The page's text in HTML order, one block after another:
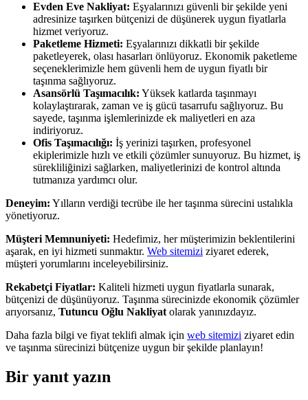
Evden Eve Nakliyat: Eşyalarınızı güvenli bir şekilde yeni
adresinize taşırken bütçenizi de düşünerek uygun fiyatlarla
hizmet veriyoruz.
Paketleme Hizmeti: Eşyalarınızı dikkatli bir şekilde
paketleyerek, olası hasarları önlüyoruz. Ekonomik paketleme
seçeneklerimizle hem güvenli hem de uygun fiyatlı bir
taşınma sağlıyoruz.
Asansörlü Taşımacılık: Yüksek katlarda taşınmayı
kolaylaştırarak, zaman ve iş gücü tasarrufu sağlıyoruz. Bu
sayede, taşınma işlemlerinizde ek maliyetleri en aza
indiriyoruz.
Ofis Taşımacılığı: İş yerinizi taşırken, profesyonel
ekiplerimizle hızlı ve etkili çözümler sunuyoruz. Bu hizmet, iş
sürekliliğinizi sağlarken, maliyetlerinizi de kontrol altında
tutmanıza yardımcı olur.
Deneyim: Yılların verdiği tecrübe ile her taşınma sürecini ustalıkla
yönetiyoruz.
Müşteri Memnuniyeti: Hedefimiz, her müşterimizin beklentilerini
aşarak, en iyi hizmeti sunmaktır. Web sitemizi ziyaret ederek,
müşteri yorumlarını inceleyebilirsiniz.
Rekabetçi Fiyatlar: Kaliteli hizmeti uygun fiyatlarla sunarak,
bütçenizi de düşünüyoruz. Taşınma sürecinizde ekonomik çözümler
arıyorsanız, Tutuncu Oğlu Nakliyat olarak yanınızdayız.
Daha fazla bilgi ve fiyat teklifi almak için web sitemizi ziyaret edin
ve taşınma sürecinizi bütçenize uygun bir şekilde planlayın!
Bir yanıt yazın